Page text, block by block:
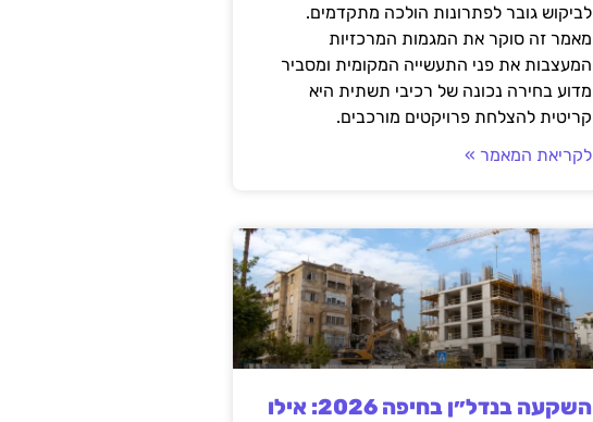
לביקוש גובר לפתרונות הולכה מתקדמים.
מאמר זה סוקר את המגמות המרכזיות
המעצבות את פני התעשייה המקומית ומסביר
מדוע בחירה נכונה של רכיבי תשתית היא
קריטית להצלחת פרויקטים מורכבים.
לקריאת המאמר »
השקעה בנדל״ן בחיפה 2026: אילו